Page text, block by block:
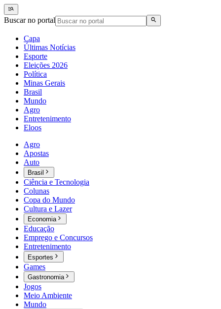
Buscar no portal
Capa
Últimas Notícias
Esporte
Eleições 2026
Política
Minas Gerais
Brasil
Mundo
Agro
Entretenimento
Eloos
Agro
Apostas
Auto
Brasil
Ciência e Tecnologia
Colunas
Copa do Mundo
Cultura e Lazer
Economia
Educação
Emprego e Concursos
Entretenimento
Esportes
Games
Gastronomia
Jogos
Meio Ambiente
Mundo